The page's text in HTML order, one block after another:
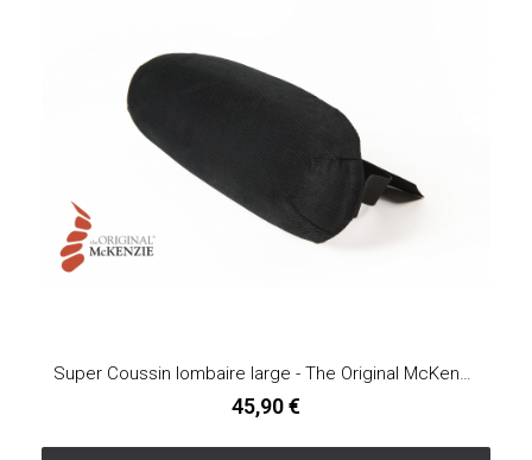
Super Coussin lombaire large - The Original McKenzie®
45,90 €